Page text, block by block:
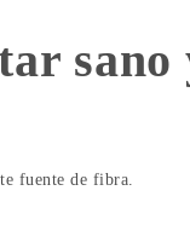
fuente de fibra.